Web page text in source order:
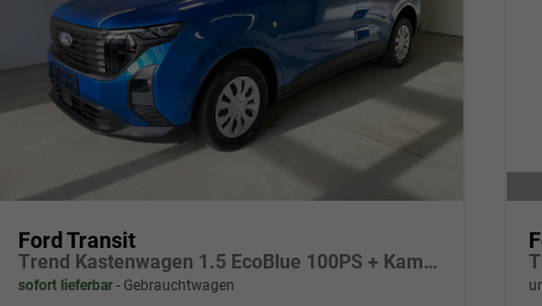
Ford Transit
Trend Kastenwagen 1.5 EcoBlue 100PS + Kamera+Winterpaket
sofort lieferbar Gebrauchtwagen